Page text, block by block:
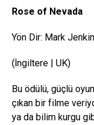
Rose of Nevada
Yön Dir: Mark Jenkin
(İngiltere | UK)
Bu ödülü, güçlü
çıkan bir filme
ya da bilim kurgu